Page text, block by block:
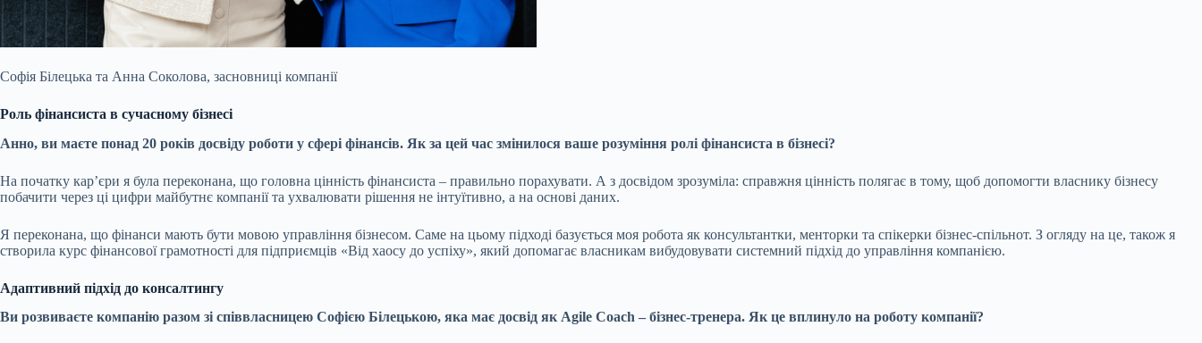
Софія Білецька та Анна Соколова, засновниці компанії
Роль фінансиста в сучасному бізнесі
Анно, ви маєте понад 20 років досвіду роботи у сфері фінансів. Як за цей час змінилося ваше розуміння ролі фінансиста в бізнесі?
На початку кар’єри я була переконана, що головна цінність фінансиста – правильно порахувати. А з досвідом зрозуміла: справжня цінність полягає в тому, щоб допомогти власнику бізнесу
побачити через ці цифри майбутнє компанії та ухвалювати рішення не інтуїтивно, а на основі даних.
Я переконана, що фінанси мають бути мовою управління бізнесом. Саме на цьому підході базується моя робота як консультантки, менторки та спікерки бізнес-спільнот. З огляду на це, також я
створила курс фінансової грамотності для підприємців «Від хаосу до успіху», який допомагає власникам вибудовувати системний підхід до управління компанією.
Адаптивний підхід до консалтингу
Ви розвиваєте компанію разом зі співвласницею Софією Білецькою, яка має досвід як Agile Coach – бізнес-тренера. Як це вплинуло на роботу компанії?